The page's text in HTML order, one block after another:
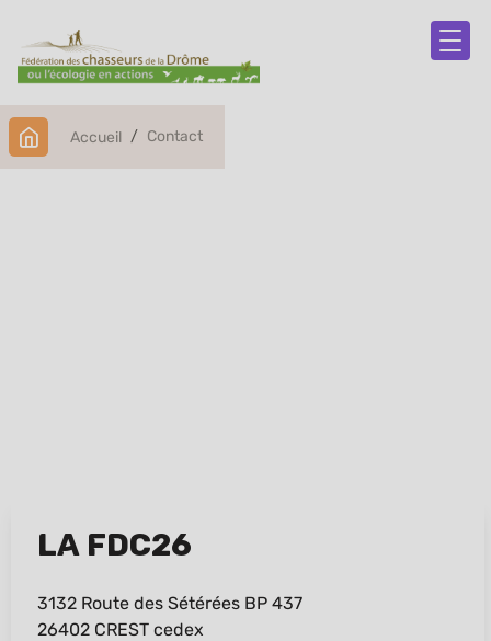
Accueil Contact
La FDC26
3132 Route des Sétérées BP 437
26402 CREST cedex